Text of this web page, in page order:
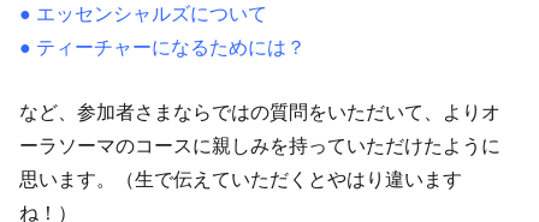
● エッセンシャルズについて
● ティーチャーになるためには？
など、参加者さまならではの質問をいただいて、よりオ
ーラソーマのコースに親しみを持っていただけたように
思います。（生で伝えていただくとやはり違います
ね！）